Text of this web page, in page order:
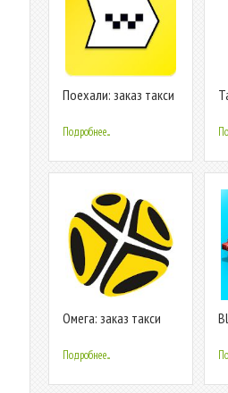
Поехали: заказ такси
Подробнее...
Омега: заказ такси
Подробнее...